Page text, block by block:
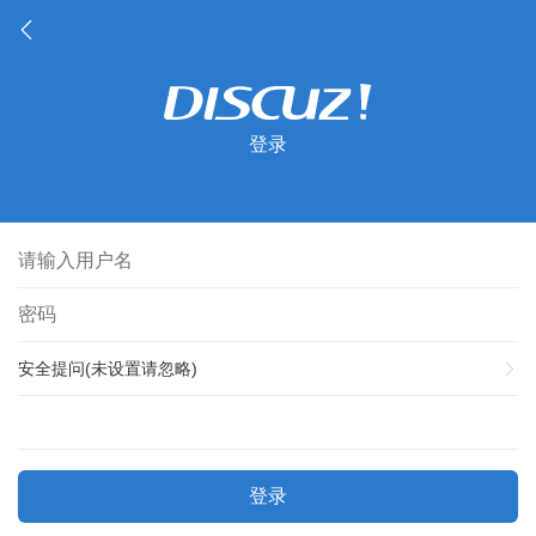
登录
安全提问(未设置请忽略)
登录